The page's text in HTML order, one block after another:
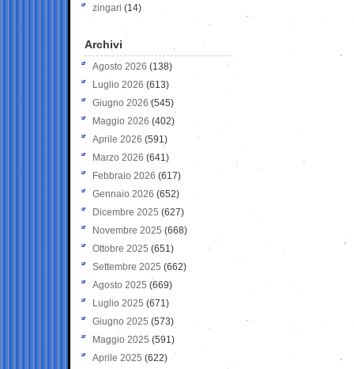
zingari (14)
Archivi
Agosto 2026 (138)
Luglio 2026 (613)
Giugno 2026 (545)
Maggio 2026 (402)
Aprile 2026 (591)
Marzo 2026 (641)
Febbraio 2026 (617)
Gennaio 2026 (652)
Dicembre 2025 (627)
Novembre 2025 (668)
Ottobre 2025 (651)
Settembre 2025 (662)
Agosto 2025 (669)
Luglio 2025 (671)
Giugno 2025 (573)
Maggio 2025 (591)
Aprile 2025 (622)